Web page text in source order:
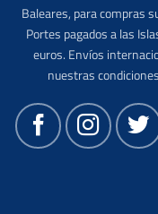
Baleares, para compras
Portes pagados a las
euros. Envíos
nuestras